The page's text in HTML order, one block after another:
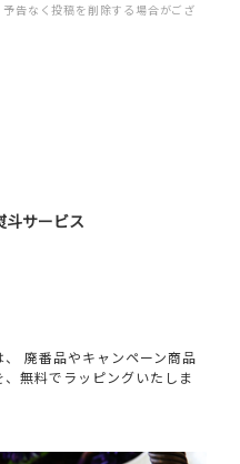
告なく投稿を削除する場合がござ
斗サービス
廃番品やキャンペーン商品
、無料でラッピングいたしま